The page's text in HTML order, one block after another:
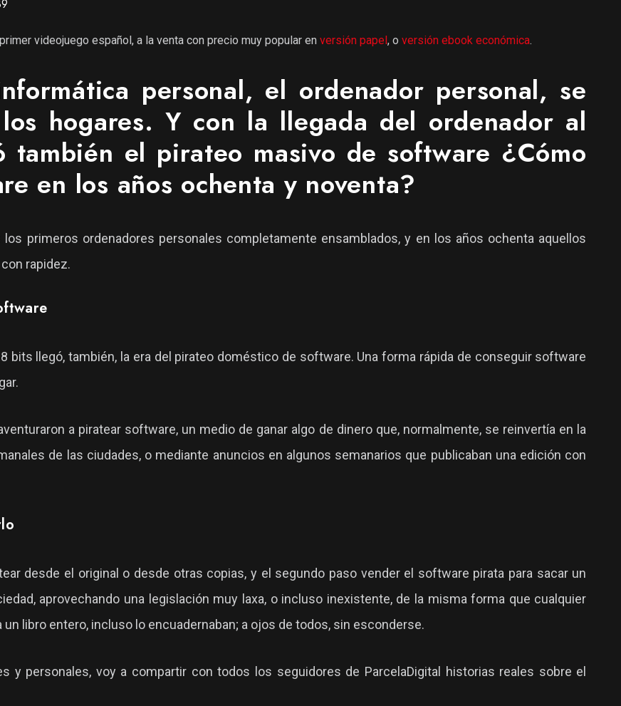
videojuego español, a la venta con precio muy popular enversión papel, oversión ebook económica.
personal, el ordenador personal, se
hogares. Y con la llegada del ordenador al
el pirateo masivo de software ¿Cómo
en los años ochenta y noventa?
primeros ordenadores personales completamente ensamblados, y en los años ochenta aquellos
rapidez.
bits llegó, también, la era del pirateo doméstico de software. Una forma rápida de conseguir software
a piratear software, un medio de ganar algo de dinero que, normalmente, se reinvertía en la
de las ciudades, o mediante anuncios en algunos semanarios que publicaban una edición con
desde el original o desde otras copias, y el segundo paso vender el software pirata para sacar un
aprovechando una legislación muy laxa, o incluso inexistente, de la misma forma que cualquier
libro entero, incluso lo encuadernaban; a ojos de todos, sin esconderse.
y personales, voy a compartir con todos los seguidores de ParcelaDigital historias reales sobre el